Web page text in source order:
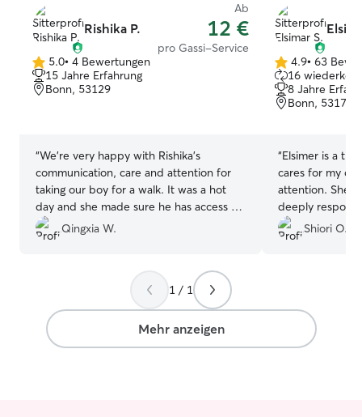
Rishika P.
Ab
12 €
pro Gassi-Service
5.0
von
5
5.0• 4 Bewertungen
15 Jahre Erfahrung
Bonn, 53129
“We’re very happy with Rishika’s
communication, care and attention for
taking our boy for a walk. It was a hot
day and she made sure he has access to
water before leaving which is much
appreciated. Highly recommended!
Qingxia W.
4.9
von
5
Sternen
4.9• 63
16
8 Jahre
Bonn, 53177
“Elsimer is a
cares for my
attention.
deeply
completely at
her care.
Shiori O.
1 / 1
Mehr anzeigen